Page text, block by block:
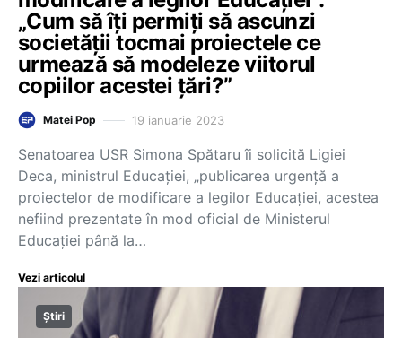
„Cum să îți permiți să ascunzi
societății tocmai proiectele ce
urmează să modeleze viitorul
copiilor acestei țări?”
Matei Pop 19 ianuarie 2023
Senatoarea USR Simona Spătaru îi solicită Ligiei
Deca, ministrul Educației, „publicarea urgență a
proiectelor de modificare a legilor Educației, acestea
nefiind prezentate în mod oficial de Ministerul
Educației până la…
Vezi articolul
Știri